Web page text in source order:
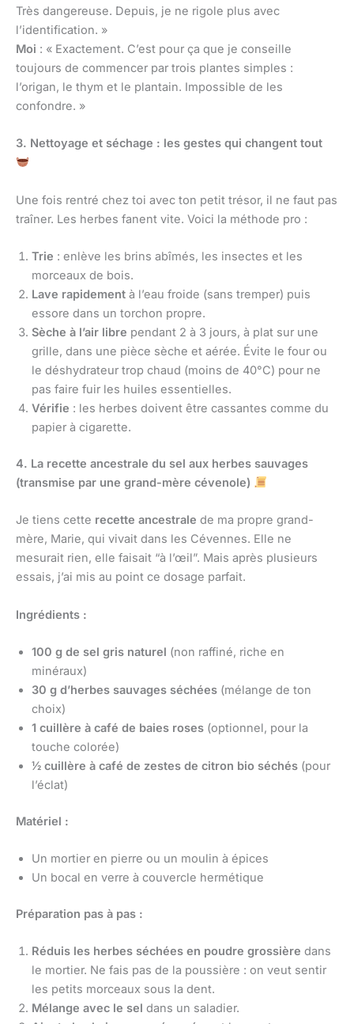
Très dangereuse. Depuis, je ne rigole plus avec
l’identification. »
Moi : « Exactement. C’est pour ça que je conseille
toujours de commencer par trois plantes simples :
l’origan, le thym et le plantain. Impossible de les
confondre. »
3. Nettoyage et séchage : les gestes qui changent tout
Une fois rentré chez toi avec ton petit trésor, il ne faut pas
traîner. Les herbes fanent vite. Voici la méthode pro :
Trie : enlève les brins abîmés, les insectes et les
morceaux de bois.
Lave rapidement à l’eau froide (sans tremper) puis
essore dans un torchon propre.
Sèche à l’air libre pendant 2 à 3 jours, à plat sur une
grille, dans une pièce sèche et aérée. Évite le four ou
le déshydrateur trop chaud (moins de 40°C) pour ne
pas faire fuir les huiles essentielles.
Vérifie : les herbes doivent être cassantes comme du
papier à cigarette.
4. La recette ancestrale du sel aux herbes sauvages
(transmise par une grand-mère cévenole)
Je tiens cette recette ancestrale de ma propre grand-
mère, Marie, qui vivait dans les Cévennes. Elle ne
mesurait rien, elle faisait “à l’œil”. Mais après plusieurs
essais, j’ai mis au point ce dosage parfait.
Ingrédients :
100 g de sel gris naturel (non raffiné, riche en
minéraux)
30 g d’herbes sauvages séchées (mélange de ton
choix)
1 cuillère à café de baies roses (optionnel, pour la
touche colorée)
1⁄2 cuillère à café de zestes de citron bio séchés (pour
l’éclat)
Matériel :
Un mortier en pierre ou un moulin à épices
Un bocal en verre à couvercle hermétique
Préparation pas à pas :
Réduis les herbes séchées en poudre grossière dans
le mortier. Ne fais pas de la poussière : on veut sentir
les petits morceaux sous la dent.
Mélange avec le sel dans un saladier.